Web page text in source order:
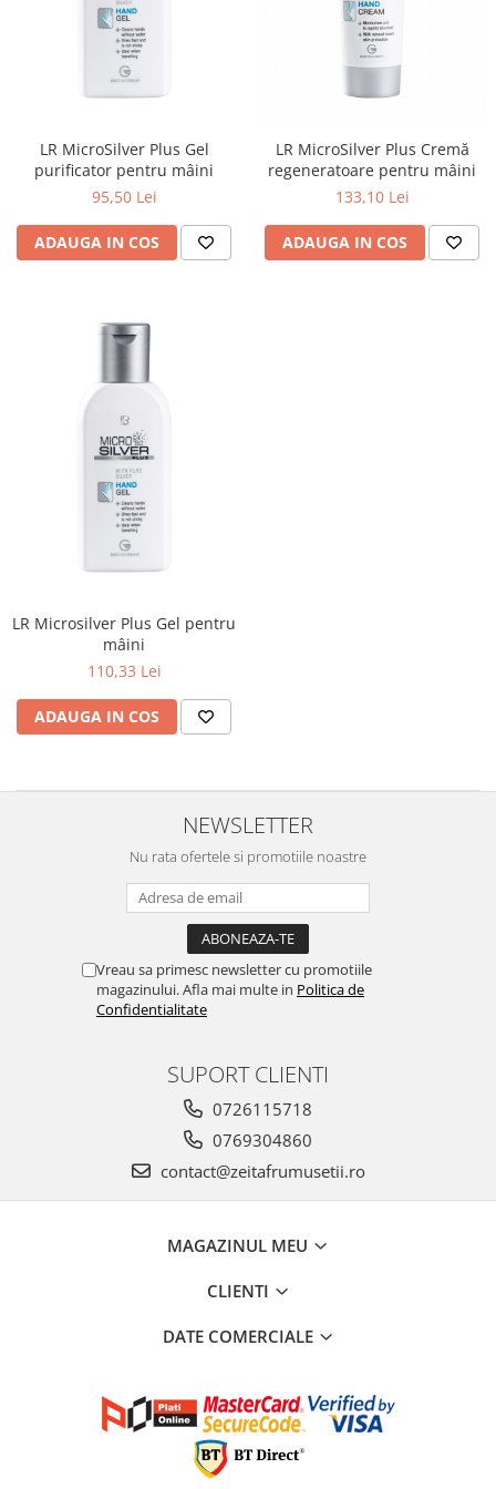
LR LIFETAKT Vital Care
LR ZEITGARD PRODUSE DE
ÎNFRUMUSEȚARE
LR ZEITGARD RACINE
LR ZEITGARD SEROX
ÎMBĂTRÂNIRE
LR ZEITGARD SISTEMUL DE
CURĂŢARE
LR ZEITGARD ÎNGRIJIREA TENULUI
ÎNGRIJIRE DENTARĂ
ÎNGRIJIRE PENTRU BĂRBAŢI
ÎNGRIJIREA & CURĂŢAREA
ÎNGRIJIREA PĂRULUI
LR MicroSilver Plus Gel
purificator pentru mâini
95,50 Lei
ADAUGA IN COS
LR MicroSilver Plus Cremă
regeneratoare pentru mâini
133,10 Lei
ADAUGA IN COS
LR Microsilver Plus Gel pentru
mâini
110,33 Lei
ADAUGA IN COS
NEWSLETTER
Nu rata ofertele si promotiile noastre
Vreau sa primesc newsletter cu promotiile
magazinului. Afla mai multe in Politica de
Confidentialitate
SUPORT CLIENTI
0726115718
0769304860
contact@zeitafrumusetii.ro
MAGAZINUL MEU
CLIENTI
DATE COMERCIALE